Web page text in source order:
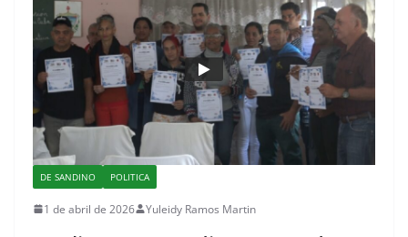
DE SANDINO POLITICA
1 de abril de 2026 Yuleidy Ramos Martin